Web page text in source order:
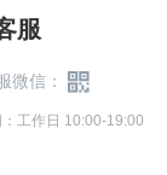
服
微信：
工作日 10:00-19:00